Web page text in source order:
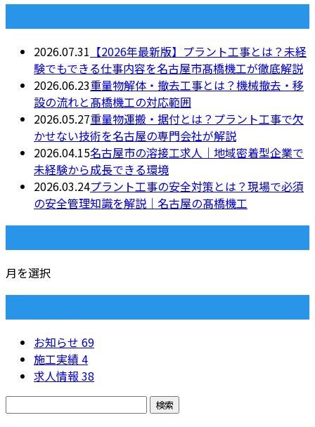
2026.07.31 【2026年最新版】プラント工事とは？未経
験でもできる仕事内容を名古屋市髙橋機工が徹底解説
2026.06.23重量物解体・撤去工事とは？機械撤去・移
設の流れと髙橋機工の対応範囲
2026.05.27重量物運搬・据付とは？プラント工事で欠
かせない技術を名古屋の専門会社が解説
2026.04.15名古屋市の溶接工求人｜地域密着型企業で
未経験から成長できる環境
2026.03.24プラント工事の安全対策とは？現場で必須
の安全管理知識を解説｜名古屋の髙橋機工
月を選択
お知らせ 69
施工実績4
求人情報 38